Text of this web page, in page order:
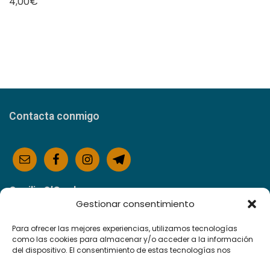
Gestionar consentimiento
Para ofrecer las mejores experiencias, utilizamos tecnologías
como las cookies para almacenar y/o acceder a la información
del dispositivo. El consentimiento de estas tecnologías nos
Contacta conmigo
Cecilia O’Grady
Teléfono:+34 611559577
Email:info@controlasoconfias.com